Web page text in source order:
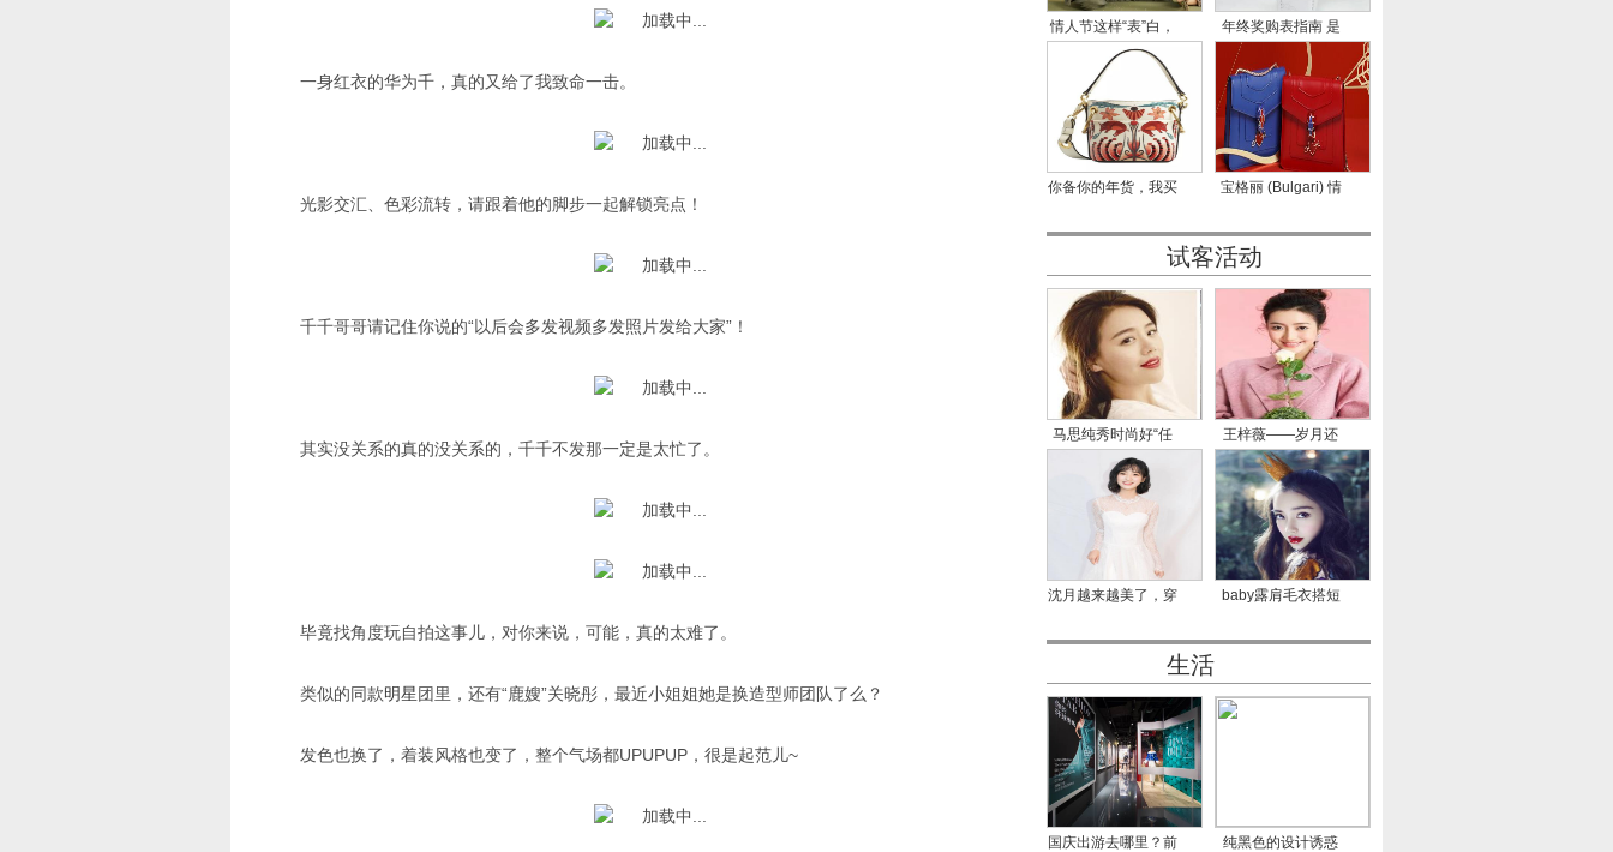
一身红衣的华为千，真的又给了我致命一击。
光影交汇、色彩流转，请跟着他的脚步一起解锁亮点！
千千哥哥请记住你说的“以后会多发视频多发照片发给大家”！
其实没关系的真的没关系的，千千不发那一定是太忙了。
毕竟找角度玩自拍这事儿，对你来说，可能，真的太难了。
类似的同款明星团里，还有“鹿嫂”关晓彤，最近小姐姐她是换造型师团队了么？
发色也换了，着装风格也变了，整个气场都UPUPUP，很是起范儿~
情人节这样“表”白，
成
年终奖购表指南 是
你备你的年货，我买
宝格丽 (Bulgari) 情
试客活动
马思纯秀时尚好“任
性”
王梓薇——岁月还
长，不
沈月越来越美了，穿
baby露肩毛衣搭短
生活
国庆出游去哪里？前
纯黑色的设计诱惑